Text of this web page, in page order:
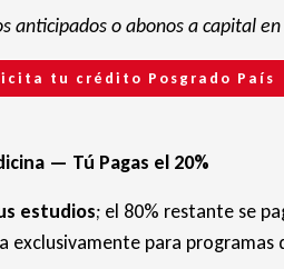
anticipados o abonos a capital
tu crédito Posgrado País
— Tú Pagas el 20%
estudios; el 80% restante se
exclusivamente para programas